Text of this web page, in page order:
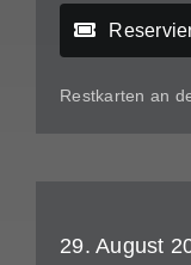
Restkarten an
29. August